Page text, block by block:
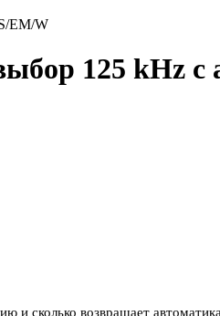
EM/W
125 kHz
и сколько возвращает